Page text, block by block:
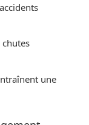
chutes
une